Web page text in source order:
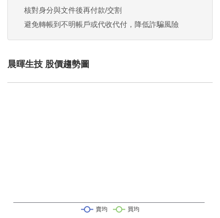
核對身分與文件後再付款/交割
避免轉帳到不明帳戶或代收代付，降低詐騙風險
晨暉生技 股價趨勢圖